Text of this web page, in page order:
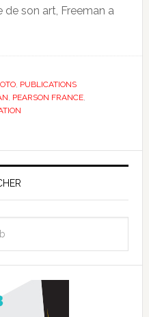
de son art, Freeman a
, PUBLICATIONS
PEARSON FRANCE,